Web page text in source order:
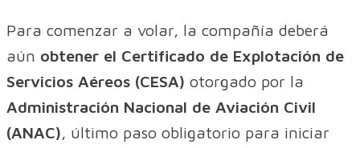
Para comenzar a volar, la compañía deberá
aún obtener el Certificado de Explotación de
Servicios Aéreos (CESA) otorgado por la
Administración Nacional de Aviación Civil
(ANAC), último paso obligatorio para iniciar